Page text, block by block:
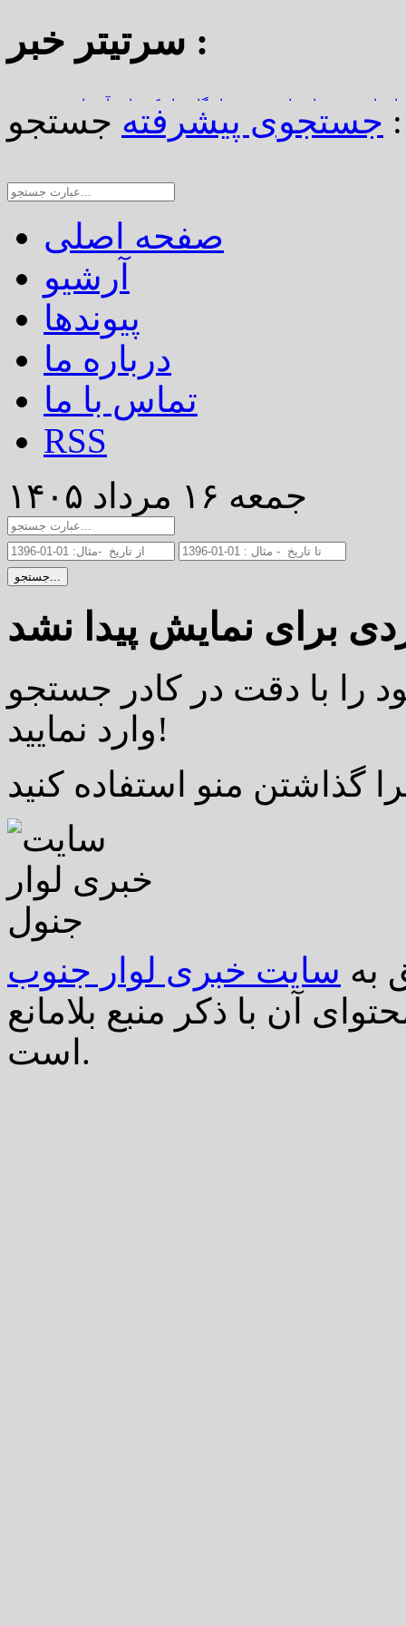
سرتیتر خبر :
استاد محمد نواب‌زاده، چهره ماندگار دیار کریمان، آسمانی شد
املاک/ ضرورت تجدیدنظر در ضوابط احراز تصرفات مالکانه
خانه خشتی جهان / سوگواره ملی چشمه‌سار در رفسنجان
جستجوی پیشرفته جستجو :
صفحه اصلی
آرشیو
پیوندها
درباره ما
تماس با ما
RSS
جمعه ۱۶ مرداد ۱۴۰۵
را با دقت در کادر جستجو
وارد نمایید!
گذاشتن منو استفاده کنید
به سایت خبری لوار جنوب
آن با ذکر منبع بلامانع
است.